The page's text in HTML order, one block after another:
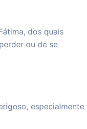
dos quais
ou de se
especialmente